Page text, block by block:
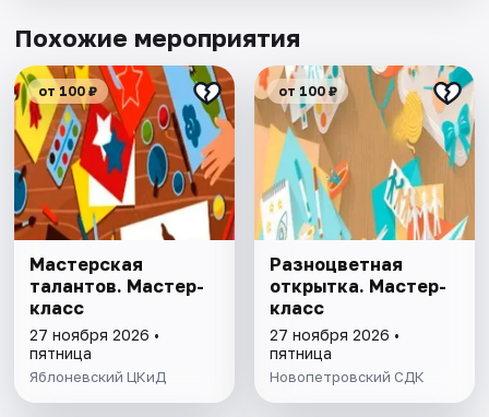
Похожие мероприятия
от 100 ₽
Мастерская
талантов. Мастер-
класс
27 ноября 2026 •
пятница
Яблоневский ЦКиД
от 100 ₽
Разноцветная
открытка. Мастер-
класс
27 ноября 2026 •
пятница
Новопетровский СДК